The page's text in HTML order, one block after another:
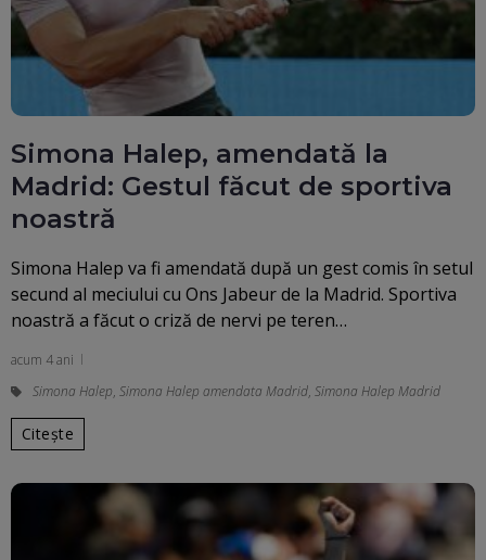
Simona Halep, amendată la
Madrid: Gestul făcut de sportiva
noastră
Simona Halep va fi amendată după un gest comis în setul
secund al meciului cu Ons Jabeur de la Madrid. Sportiva
noastră a făcut o criză de nervi pe teren…
acum 4 ani
Simona Halep, Simona Halep amendata Madrid, Simona Halep Madrid
Citește